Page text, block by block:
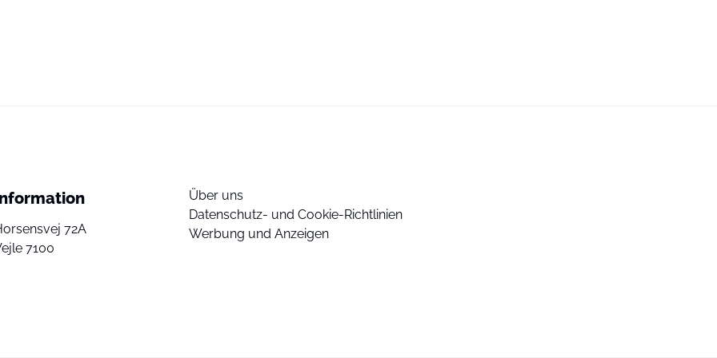
72A
7100
Über uns
Datenschutz- und Cookie-Richtlinien
Werbung und Anzeigen